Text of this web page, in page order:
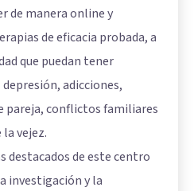
de manera online y
de eficacia probada, a
que puedan tener
adicciones,
pareja, conflictos familiares
vejez.
destacados de este centro
investigación y la